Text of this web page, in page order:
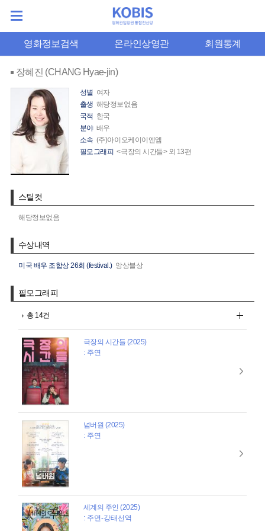
영화정보검색 온라인상영관 회원통계
장혜진 (CHANG Hyae-jin)
성별 여자
출생 해당정보없음
국적 한국
분야 배우
소속 (주)아이오케이이엔엠
필모그래피 <극장의 시간들> 외 13편
스틸컷
해당정보없음
수상내역
미국 배우 조합상 26회 (festival.) 앙상블상
필모그래피
총 14건
극장의 시간들 (2025)
: 주연
넘버원 (2025)
: 주연
세계의 주인 (2025)
: 주연-강태선역